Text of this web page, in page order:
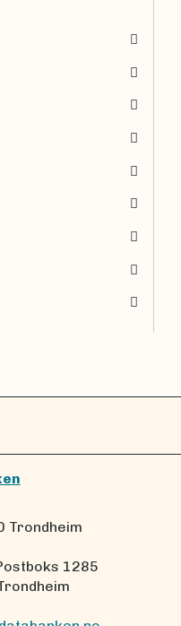
Trondheim
1285